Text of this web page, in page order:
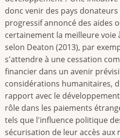
donc venir des pays
progressif annoncé des aides
certainement la meilleure voie
selon Deaton (2013), par
s'attendre à une cessation
financier dans un avenir
considérations humanitaires,
rapport avec le
rôle dans les paiements
tels que l'influence politique
sécurisation de leur accès